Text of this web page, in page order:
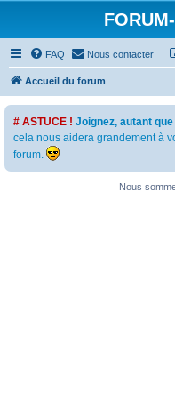
FAQ Nous contacter
Accueil du forum
# ASTUCE ! Joignez, autant
cela nous aidera grandement à
forum.
Nous